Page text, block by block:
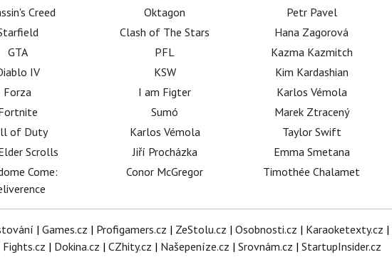
Creed
GTA
IV
Forza
of Duty
Scrolls
Come:
Oktagon
Clash of The Stars
PFL
KSW
I am Figter
Sumó
Karlos Vémola
Jiří Procházka
Conor McGregor
Petr Pavel
Hana Zagorová
Kazma Kazmitch
Kim Kardashian
Karlos Vémola
Marek Ztracený
Taylor Swift
Emma Smetana
Timothée Chalamet
| Games.cz | Profigamers.cz | ZeStolu.cz | Osobnosti.cz | Karaoketexty.cz |
Fights.cz | Dokina.cz | CZhity.cz | Našepeníze.cz | Srovnám.cz | StartupInsider.cz